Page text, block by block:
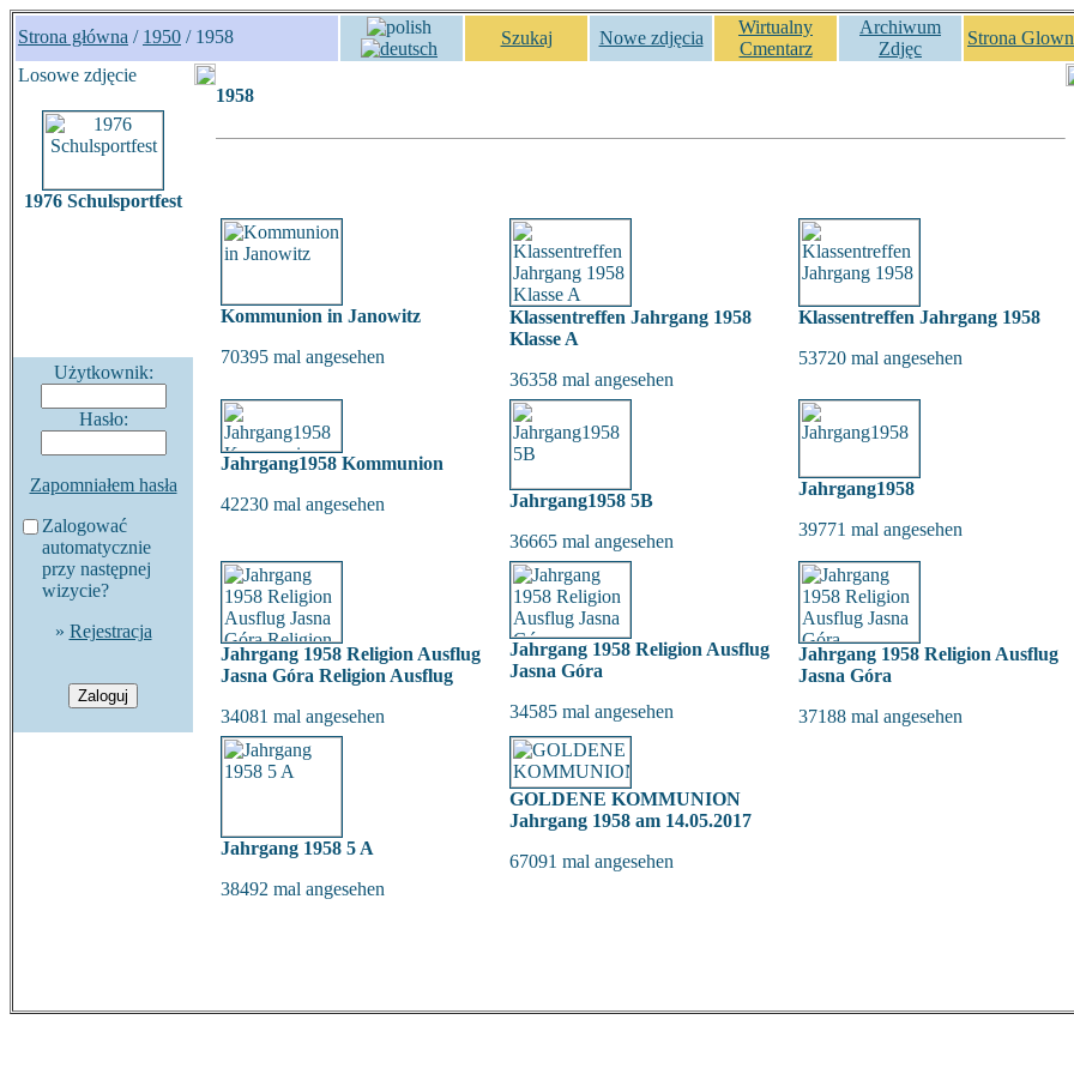
Strona główna / 1950 / 1958 Szukaj Nowe zdjęcia
Wirtualny
Cmentarz
Archiwum
Zdjęc
Strona
Losowe zdjęcie
1976 Schulsportfest
Użytkownik:
Hasło:
Zapomniałem hasła
Zalogować
automatycznie
przy następnej
wizycie?
» Rejestracja
1958
Kommunion in Janowitz
70395 mal angesehen
Klassentreffen Jahrgang 1958
Klasse A
36358 mal angesehen
Klassentreffen Jahrgang 1958
53720 mal angesehen
Jahrgang1958 Kommunion
42230 mal angesehen
Jahrgang1958 5B
36665 mal angesehen
Jahrgang1958
39771 mal angesehen
Jahrgang 1958 Religion Ausflug
Jasna Góra Religion Ausflug
34081 mal angesehen
Jahrgang 1958 Religion Ausflug
Jasna Góra
34585 mal angesehen
Jahrgang 1958 Religion Ausflug
Jasna Góra
37188 mal angesehen
Jahrgang 1958 5 A
38492 mal angesehen
GOLDENE KOMMUNION
Jahrgang 1958 am 14.05.2017
67091 mal angesehen